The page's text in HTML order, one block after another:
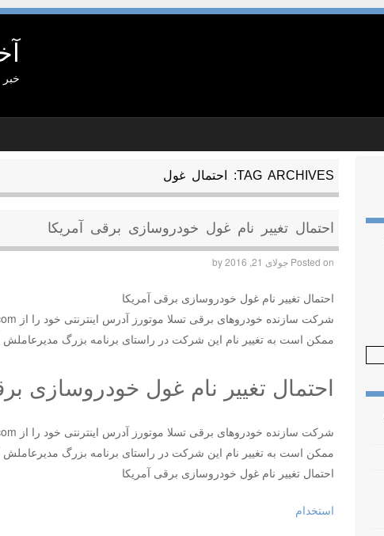
خبر
TAG ARCHIVES: احتمال غول
احتمال تغییر نام غول خودروسازی برقی آمریکا
Posted on جولای 21, 2016 by
احتمال تغییر نام غول خودروسازی برقی آمریکا
ممکن است به تغییر نام این شرکت در راستای برنامه بزرگ مدیرعاملش
احتمال تغییر نام غول خودروسازی
ممکن است به تغییر نام این شرکت در راستای برنامه بزرگ مدیرعاملش
احتمال تغییر نام غول خودروسازی برقی آمریکا
استخدام